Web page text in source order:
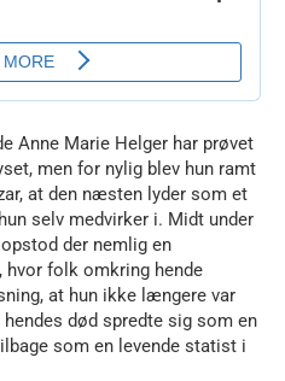
Anne Marie Helger har prøvet
men for nylig blev hun ramt
at den næsten lyder som et
selv medvirker i. Midt under
der nemlig en
folk omkring hende
at hun ikke længere var
død spredte sig som en
som en levende statist i